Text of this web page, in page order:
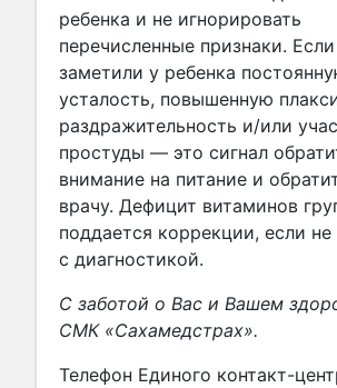
ребенка и не игнорировать
перечисленные признаки.
заметили у ребенка
усталость, повышенную
раздражительность и/или
простуды — это сигнал
внимание на питание и
врачу. Дефицит витаминов
поддается коррекции, если не
с диагностикой.
С заботой о Вас и Вашем
СМК «Сахамедстрах».
Телефон Единого контакт-